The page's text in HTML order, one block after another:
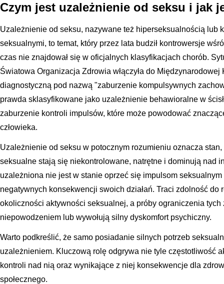
Czym jest uzależnienie od seksu i jak
Uzależnienie od seksu, nazywane też hiperseksualnością lub
seksualnymi, to temat, który przez lata budził kontrowersje
czas nie znajdował się w oficjalnych klasyfikacjach chorób.
Światowa Organizacja Zdrowia włączyła do
diagnostyczną pod nazwą "zaburzenie kompulsywnych
prawda sklasyfikowane jako uzależnienie behawioralne w
zaburzenie kontroli impulsów, które może powodować
człowieka.
Uzależnienie od seksu w potocznym rozumieniu oznacza
seksualne stają się niekontrolowane, natrętne i dominują nad
uzależniona nie jest w stanie oprzeć się impulsom
negatywnych konsekwencji swoich działań. Traci zdolność
okoliczności aktywności seksualnej, a próby ograniczenia
niepowodzeniem lub wywołują silny dyskomfort psychiczny.
Warto podkreślić, że samo posiadanie silnych potrzeb
uzależnieniem. Kluczową rolę odgrywa nie tyle częstotliwość
kontroli nad nią oraz wynikające z niej konsekwencje dla
społecznego.